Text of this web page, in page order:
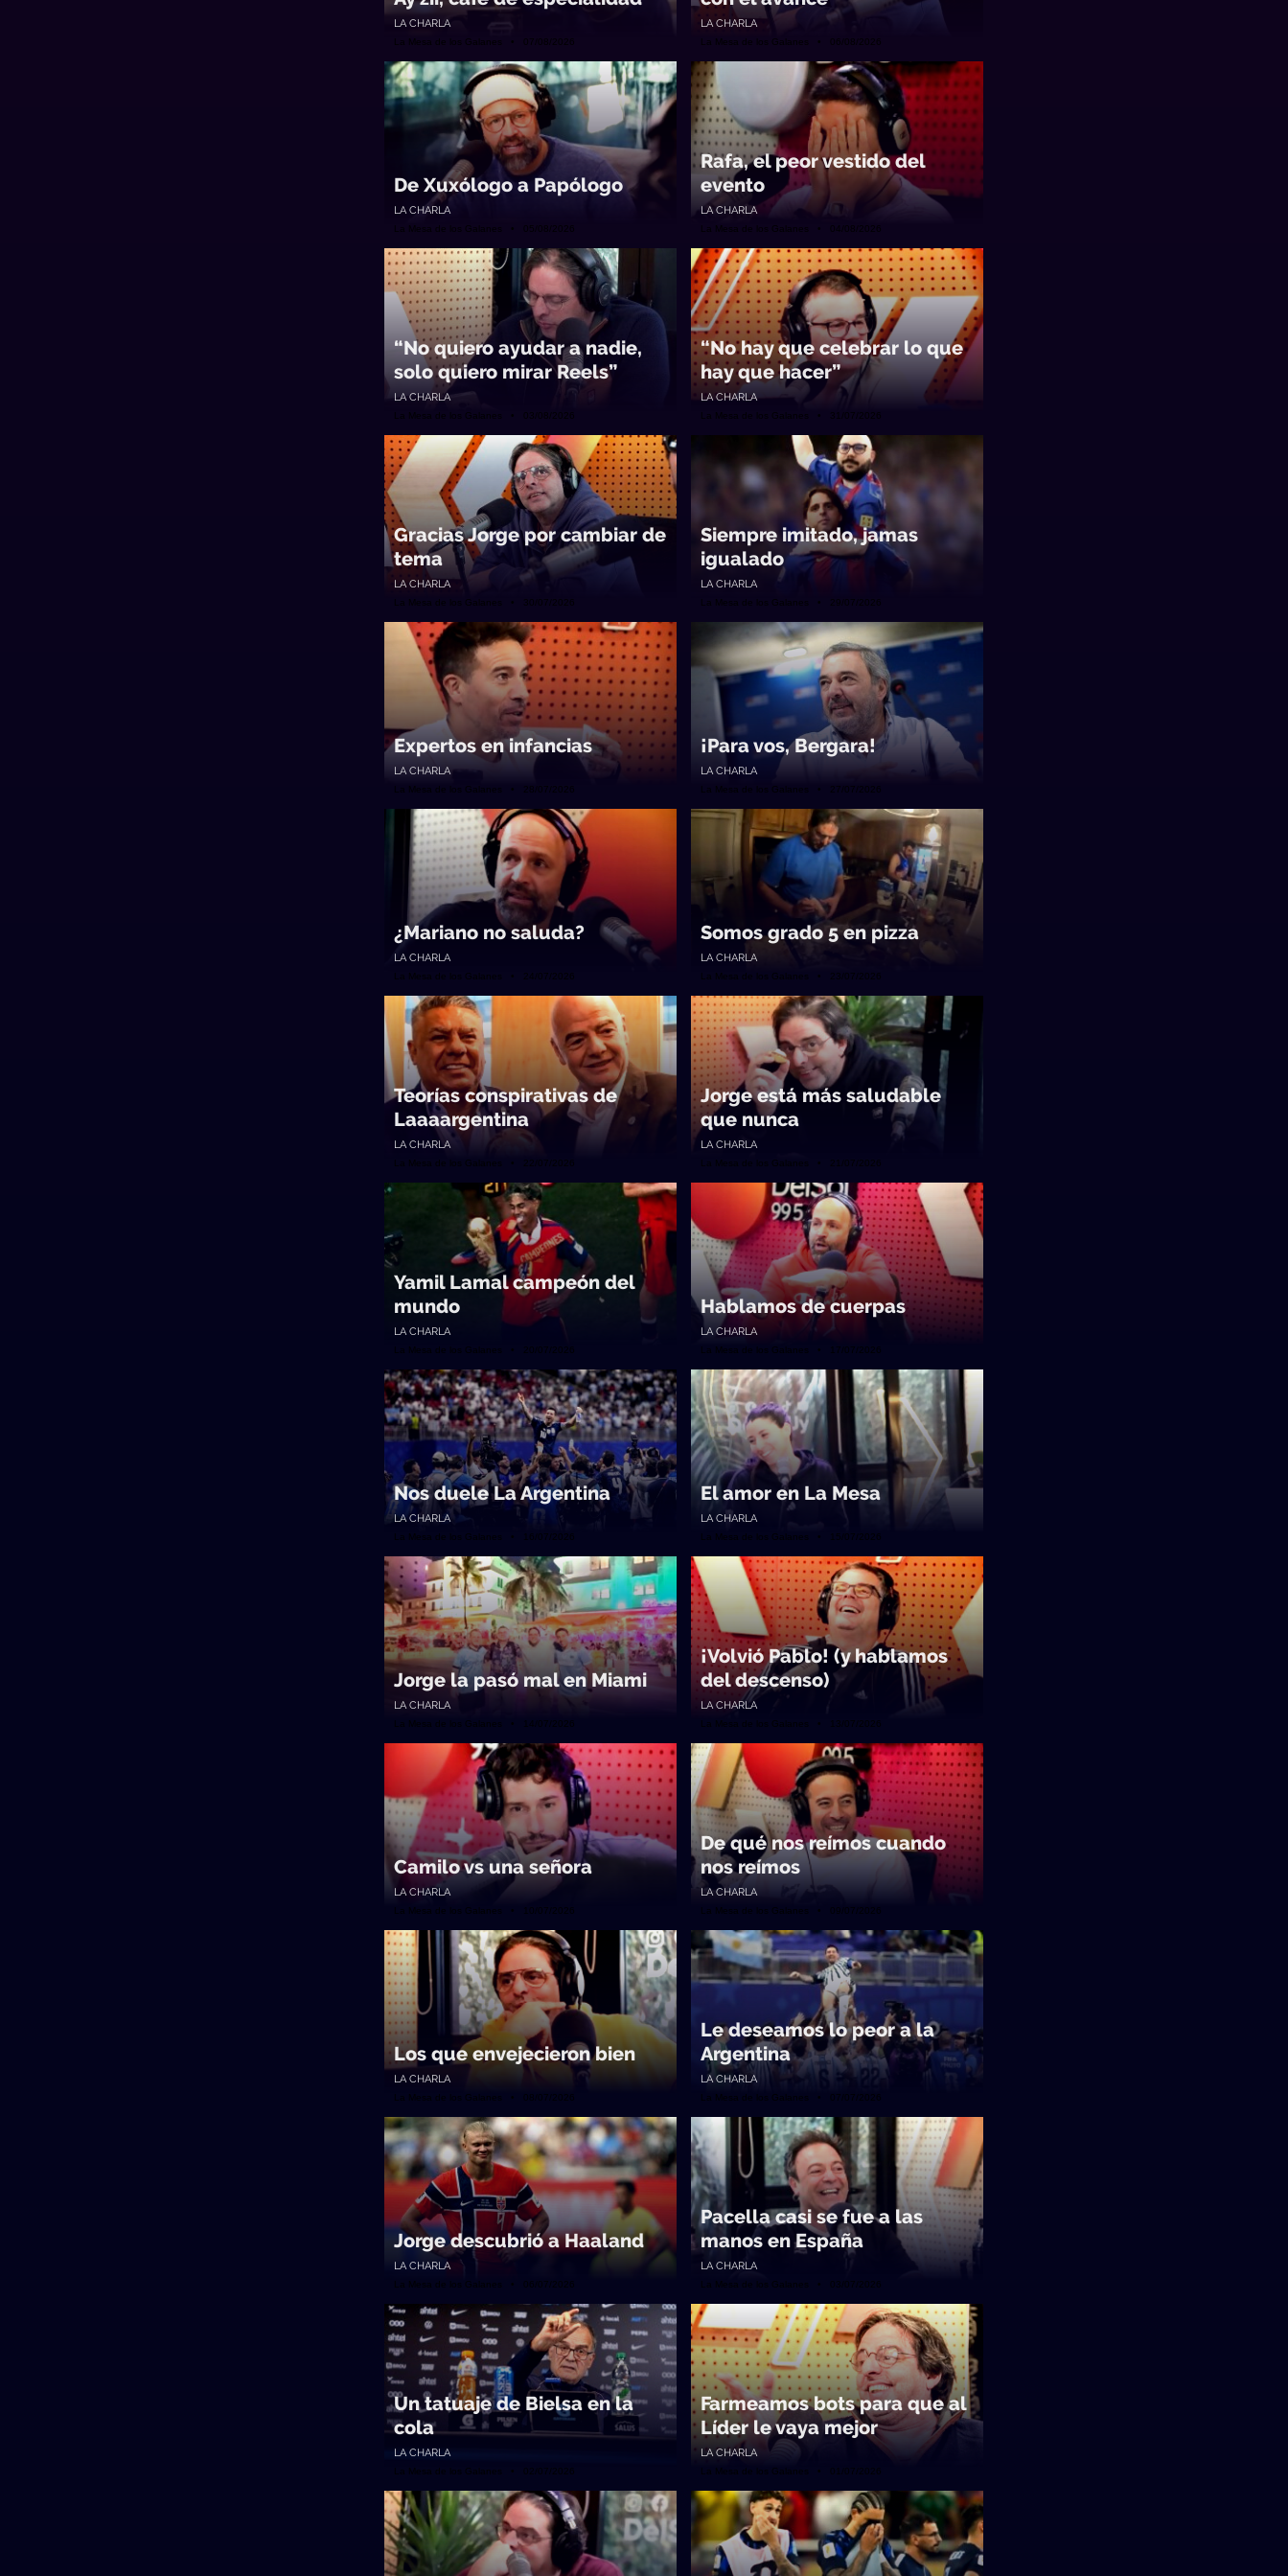
LA CHARLA
La Mesa de los Galanes • 07/08/2026
LA CHARLA
La Mesa de los Galanes • 06/08/2026
De Xuxólogo a Papólogo
LA CHARLA
La Mesa de los Galanes • 05/08/2026
Rafa, el peor vestido del
evento
LA CHARLA
La Mesa de los Galanes • 04/08/2026
“No quiero ayudar a nadie,
solo quiero mirar Reels”
LA CHARLA
La Mesa de los Galanes • 03/08/2026
“No hay que celebrar lo que
hay que hacer”
LA CHARLA
La Mesa de los Galanes • 31/07/2026
Gracias Jorge por cambiar de
tema
LA CHARLA
La Mesa de los Galanes • 30/07/2026
Siempre imitado, jamas
igualado
LA CHARLA
La Mesa de los Galanes • 29/07/2026
Expertos en infancias
LA CHARLA
La Mesa de los Galanes • 28/07/2026
¡Para vos, Bergara!
LA CHARLA
La Mesa de los Galanes • 27/07/2026
¿Mariano no saluda?
LA CHARLA
La Mesa de los Galanes • 24/07/2026
Somos grado 5 en pizza
LA CHARLA
La Mesa de los Galanes • 23/07/2026
Teorías conspirativas de
Laaaargentina
LA CHARLA
La Mesa de los Galanes • 22/07/2026
Jorge está más saludable
que nunca
LA CHARLA
La Mesa de los Galanes • 21/07/2026
Yamil Lamal campeón del
mundo
LA CHARLA
La Mesa de los Galanes • 20/07/2026
Hablamos de cuerpas
LA CHARLA
La Mesa de los Galanes • 17/07/2026
Nos duele La Argentina
LA CHARLA
La Mesa de los Galanes • 16/07/2026
El amor en La Mesa
LA CHARLA
La Mesa de los Galanes • 15/07/2026
Jorge la pasó mal en Miami
LA CHARLA
La Mesa de los Galanes • 14/07/2026
¡Volvió Pablo! (y hablamos
del descenso)
LA CHARLA
La Mesa de los Galanes • 13/07/2026
Camilo vs una señora
LA CHARLA
La Mesa de los Galanes • 10/07/2026
De qué nos reímos cuando
nos reímos
LA CHARLA
La Mesa de los Galanes • 09/07/2026
Los que envejecieron bien
LA CHARLA
La Mesa de los Galanes • 08/07/2026
Le deseamos lo peor a la
Argentina
LA CHARLA
La Mesa de los Galanes • 07/07/2026
Jorge descubrió a Haaland
LA CHARLA
La Mesa de los Galanes • 06/07/2026
Pacella casi se fue a las
manos en España
LA CHARLA
La Mesa de los Galanes • 03/07/2026
Un tatuaje de Bielsa en la
cola
LA CHARLA
La Mesa de los Galanes • 02/07/2026
Farmeamos bots para que al
Líder le vaya mejor
LA CHARLA
La Mesa de los Galanes • 01/07/2026